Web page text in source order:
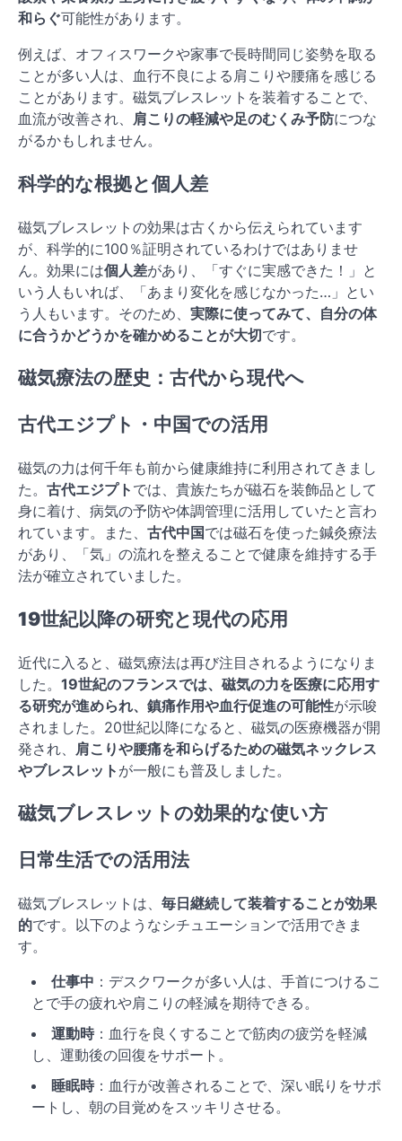
和らぐ可能性があります。
例えば、オフィスワークや家事で長時間同じ姿勢を取る
ことが多い人は、血行不良による肩こりや腰痛を感じる
ことがあります。磁気ブレスレットを装着することで、
血流が改善され、 肩こりの軽減や足のむくみ予防につな
がるかもしれません。
科学的な根拠と個人差
磁気ブレスレットの効果は古くから伝えられています
が、科学的に100％証明されているわけではありませ
ん。効果には個人差があり、「すぐに実感できた！」と
いう人もいれば、「あまり変化を感じなかった…」とい
う人もいます。そのため、 実際に使ってみて、自分の体
に合うかどうかを確かめることが大切です。
磁気療法の歴史：古代から現代へ
古代エジプト・中国での活用
磁気の力は何千年も前から健康維持に利用されてきまし
た。 古代エジプト では、貴族たちが磁石を装飾品として
身に着け、病気の予防や体調管理に活用していたと言わ
れています。また、 古代中国では磁石を使った鍼灸療法
があり、「気」の流れを整えることで健康を維持する手
法が確立されていました。
19世紀以降の研究と現代の応用
近代に入ると、磁気療法は再び注目されるようになりま
した。 19世紀のフランスでは、磁気の力を医療に応用す
る研究が進められ、鎮痛作用や血行促進の可能性が示唆
されました。20世紀以降になると、磁気の医療機器が開
発され、 肩こりや腰痛を和らげるための磁気ネックレス
やブレスレット が一般にも普及しました。
磁気ブレスレットの効果的な使い方
日常生活での活用法
磁気ブレスレットは、 毎日継続して装着することが効果
的です。以下のようなシチュエーションで活用できま
す。
仕事中 ：デスクワークが多い人は、手首につけるこ
とで手の疲れや肩こりの軽減を期待できる。
運動時：血行を良くすることで筋肉の疲労を軽減
し、運動後の回復をサポート。
睡眠時：血行が改善されることで、深い眠りをサポ
ートし、朝の目覚めをスッキリさせる。